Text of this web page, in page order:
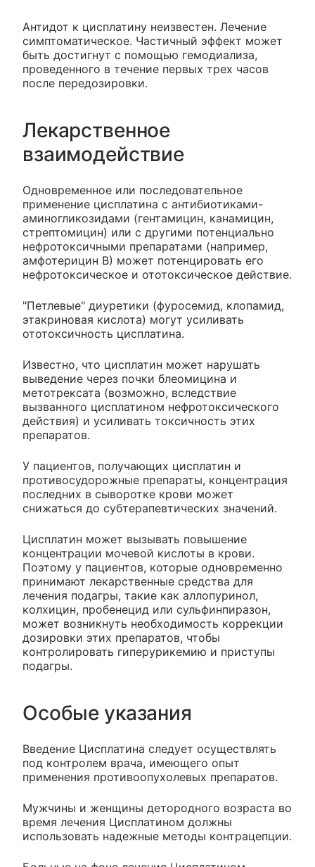
Антидот к цисплатину неизвестен. Лечение
симптоматическое. Частичный эффект может
быть достигнут с помощью гемодиализа,
проведенного в течение первых трех часов
после передозировки.
Лекарственное
взаимодействие
Одновременное или последовательное
применение цисплатина с антибиотиками-
аминогликозидами (гентамицин, канамицин,
стрептомицин) или с другими потенциально
нефротоксичными препаратами (например,
амфотерицин В) может потенцировать его
нефротоксическое и ототоксическое действие.
"Петлевые" диуретики (фуросемид, клопамид,
этакриновая кислота) могут усиливать
ототоксичность цисплатина.
Известно, что цисплатин может нарушать
выведение через почки блеомицина и
метотрексата (возможно, вследствие
вызванного цисплатином нефротоксического
действия) и усиливать токсичность этих
препаратов.
У пациентов, получающих цисплатин и
противосудорожные препараты, концентрация
последних в сыворотке крови может
снижаться до субтерапевтических значений.
Цисплатин может вызывать повышение
концентрации мочевой кислоты в крови.
Поэтому у пациентов, которые одновременно
принимают лекарственные средства для
лечения подагры, такие как аллопуринол,
колхицин, пробенецид или сульфинпиразон,
может возникнуть необходимость коррекции
дозировки этих препаратов, чтобы
контролировать гиперурикемию и приступы
подагры.
Особые указания
Введение Цисплатина следует осуществлять
под контролем врача, имеющего опыт
применения противоопухолевых препаратов.
Мужчины и женщины детородного возраста во
время лечения Цисплатином должны
использовать надежные методы контрацепции.